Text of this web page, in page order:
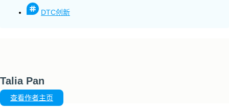
DTC创新
Talia Pan
查看作者主页